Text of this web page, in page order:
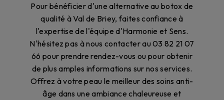
Pour bénéficier d'une alternative au botox de
qualité à Val de Briey, faites confiance à
l'expertise de l'équipe d'Harmonie et Sens.
N'hésitez pas à nous contacter au 03 82 21 07
66 pour prendre rendez-vous ou pour obtenir
de plus amples informations sur nos services.
Offrez à votre peau le meilleur des soins anti-
âge dans une ambiance chaleureuse et